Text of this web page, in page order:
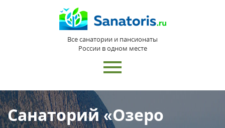
Все санатории и пансионаты
России в одном месте
Санаторий «Озеро